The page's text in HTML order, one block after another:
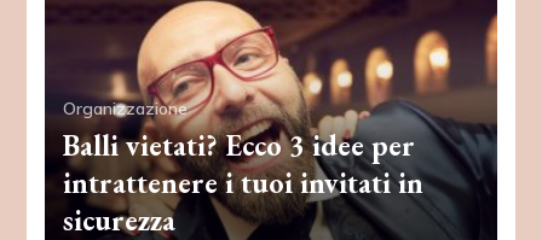
Organizzazione
Balli vietati? Ecco 3 idee per
intrattenere i tuoi invitati in
sicurezza